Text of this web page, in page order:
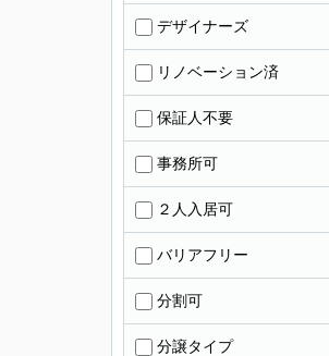
デザイナーズ
リノベーション済
保証人不要
事務所可
２人入居可
バリアフリー
分割可
分譲タイプ